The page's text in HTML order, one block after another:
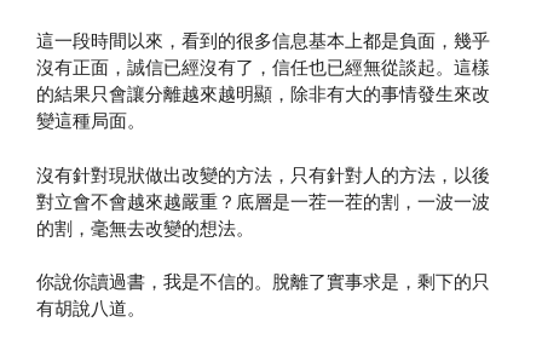
這一段時間以來，看到的很多信息基本上都是負面，幾乎
沒有正面，誠信已經沒有了，信任也已經無從談起。這樣
的結果只會讓分離越來越明顯，除非有大的事情發生來改
變這種局面。
沒有針對現狀做出改變的方法，只有針對人的方法，以後
對立會不會越來越嚴重？底層是一茬一茬的割，一波一波
的割，毫無去改變的想法。
你說你讀過書，我是不信的。脫離了實事求是，剩下的只
有胡說八道。